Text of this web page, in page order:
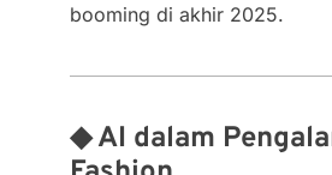
booming di akhir 2025.
◆ AI dalam